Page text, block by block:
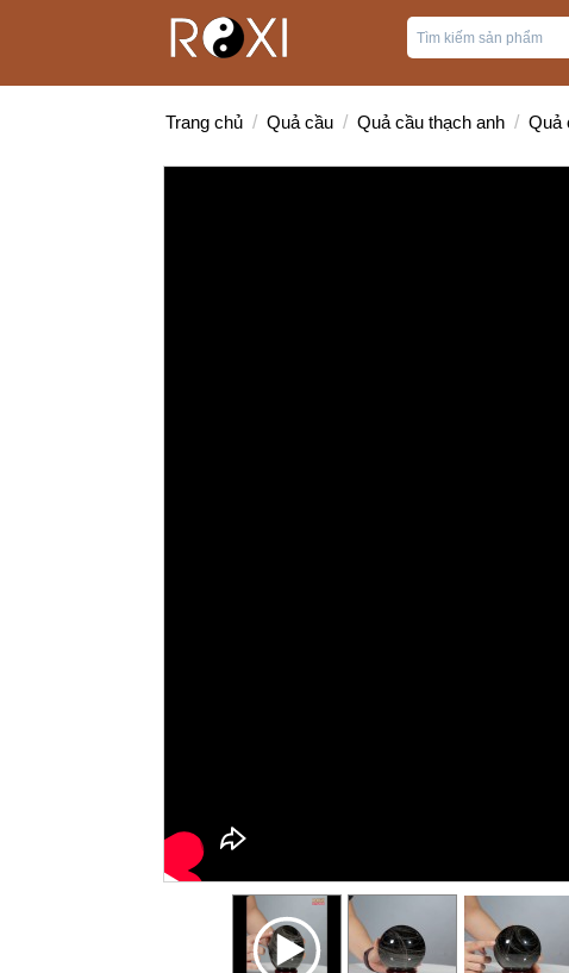
Trang chủ / Quả cầu / Quả cầu thạch anh / Quả